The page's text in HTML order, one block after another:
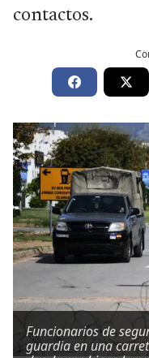
contactos.
Funcionarios de
guardia en una